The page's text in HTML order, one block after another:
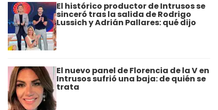
El histórico productor de Intrusos se
sinceró tras la salida de Rodrigo
Lussich y Adrián Pallares: qué dijo
El nuevo panel de Florencia de la V en
Intrusos sufrió una baja: de quién se
trata